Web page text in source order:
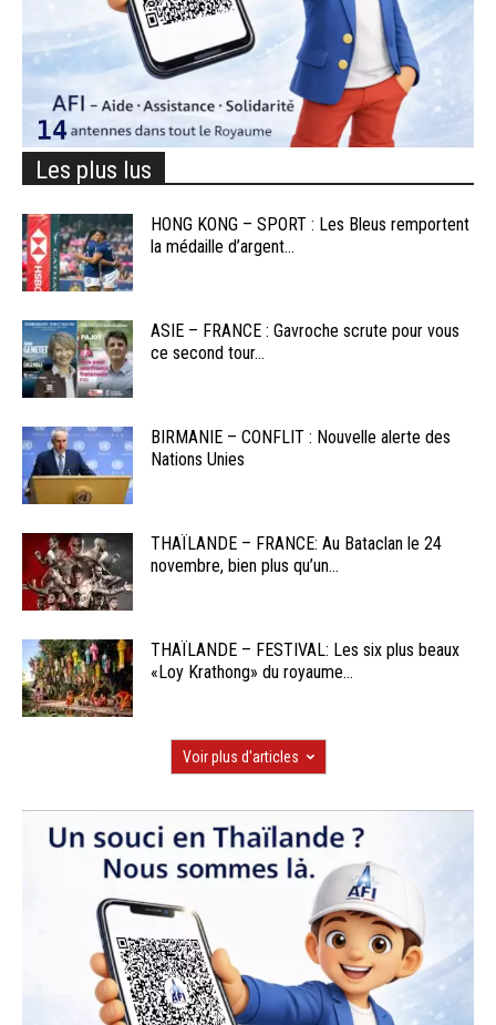
Les plus lus
HONG KONG – SPORT : Les Bleus remportent
la médaille d’argent...
ASIE – FRANCE : Gavroche scrute pour vous
ce second tour...
BIRMANIE – CONFLIT : Nouvelle alerte des
Nations Unies
THAÏLANDE – FRANCE: Au Bataclan le 24
novembre, bien plus qu’un...
THAÏLANDE – FESTIVAL: Les six plus beaux
«Loy Krathong» du royaume...
Voir plus d'articles